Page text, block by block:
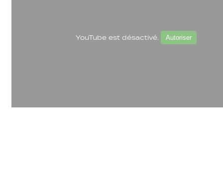
YouTube est désactivé. Autoriser